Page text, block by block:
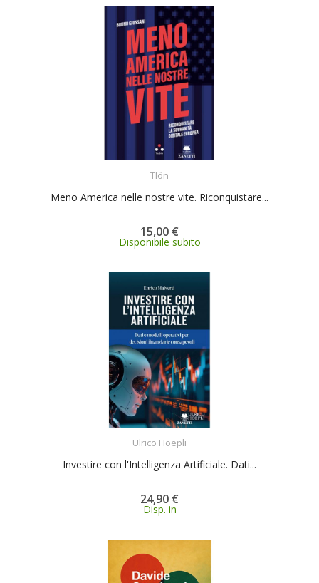
Tlön
Meno America nelle nostre vite. Riconquistare...
15,00 €
Disponibile subito
Ulrico Hoepli
Investire con l'Intelligenza Artificiale. Dati...
24,90 €
Disp. in